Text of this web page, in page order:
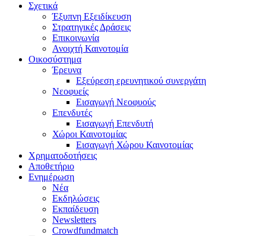
Σχετικά
Έξυπνη Εξειδίκευση
Στρατηγικές Δράσεις
Επικοινωνία
Ανοιχτή Καινοτομία
Οικοσύστημα
Έρευνα
Εξεύρεση ερευνητικού συνεργάτη
Νεοφυείς
Εισαγωγή Νεοφυούς
Επενδυτές
Εισαγωγή Επενδυτή
Χώροι Καινοτομίας
Εισαγωγή Χώρου Καινοτομίας
Χρηματοδοτήσεις
Αποθετήριο
Ενημέρωση
Νέα
Εκδηλώσεις
Εκπαίδευση
Newsletters
Crowdfundmatch